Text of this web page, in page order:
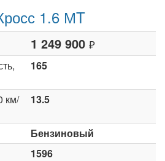
1.6 МT
1 249 900 ₽
165
км/
13.5
Бензиновый
1596